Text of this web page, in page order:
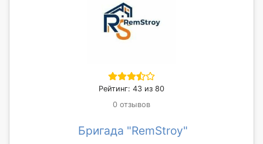
Рейтинг: 43 из 80
0 отзывов
Бригада "RemStroy"